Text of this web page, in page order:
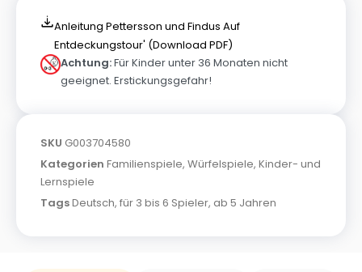
Anleitung Pettersson und Findus Auf
Entdeckungstour' (Download PDF)
Achtung:Für Kinder unter 36 Monaten nicht
geeignet. Erstickungsgefahr!
SKU G003704580
Kategorien Familienspiele, Würfelspiele, Kinder- und
Lernspiele
TagsDeutsch, für 3 bis 6 Spieler, ab 5 Jahren